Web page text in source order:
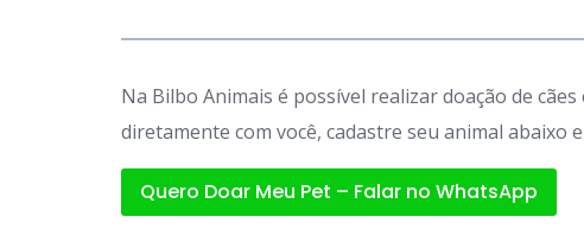
Na Bilbo Animais é possível realizar doação de
diretamente com você, cadastre seu animal abaixo
Quero Doar Meu Pet – Falar no WhatsApp